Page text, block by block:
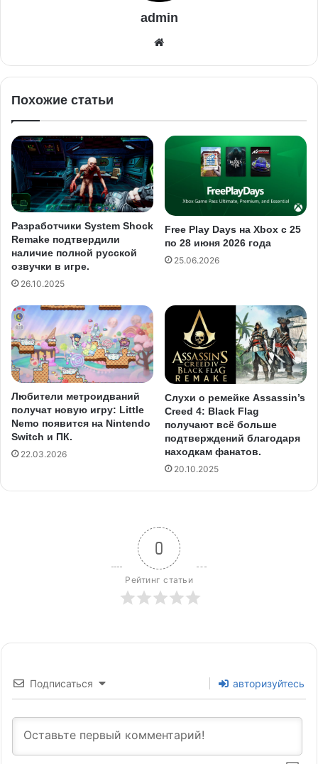
admin
Похожие статьи
Разработчики System Shock
Remake подтвердили
наличие полной русской
озвучки в игре.
26.10.2025
Free Play Days на Xbox с 25
по 28 июня 2026 года
25.06.2026
Любители метроидваний
получат новую игру: Little
Nemo появится на Nintendo
Switch и ПК.
22.03.2026
Слухи о ремейке Assassin’s
Creed 4: Black Flag
получают всё больше
подтверждений благодаря
находкам фанатов.
20.10.2025
0
Рейтинг статьи
Подписаться авторизуйтесь